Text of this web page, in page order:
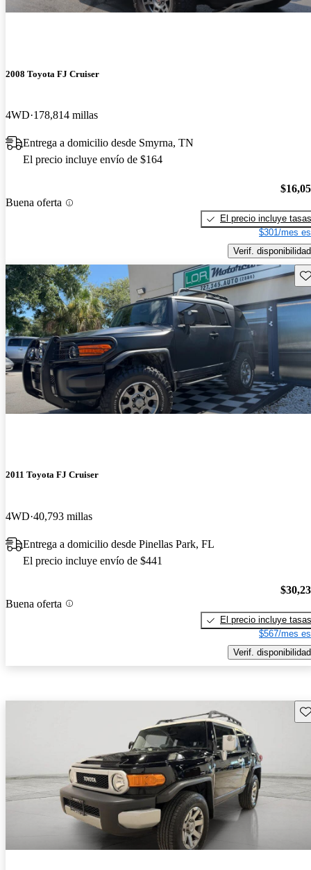
2008 Toyota FJ Cruiser
4WD 178,814 millas
Entrega a domicilio desde Smyrna, TN
El precio incluye envío de $164
Buena oferta
El precio incluye tasas
$301/mes
Verif. disponibilidad
2011 Toyota FJ Cruiser
4WD 40,793 millas
Entrega a domicilio desde Pinellas Park, FL
El precio incluye envío de $441
Buena oferta
El precio incluye tasas
$567/mes
Verif. disponibilidad